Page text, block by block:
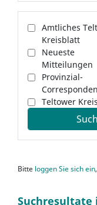
Amtliches
Kreisblatt
Neueste
Mitteilungen
Provinzial-
Teltower
Bitte loggen Sie sich ein
Suchresultate